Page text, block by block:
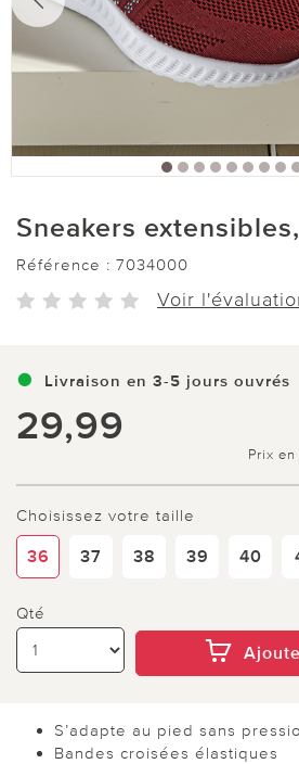
Sneakers
Référence : 7034000
Voir
Livraison en 3-5 jours ouvrés
29,99
Prix
Choisissez votre taille
36 37 38 39 40
Qté
S’adapte au pied sans
Bandes croisées élastiques